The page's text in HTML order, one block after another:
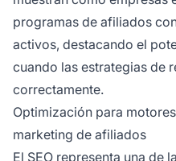
programas de afiliados
activos, destacando el
cuando las estrategias de
correctamente.
Optimización para
marketing de afiliados
El SEO representa una de